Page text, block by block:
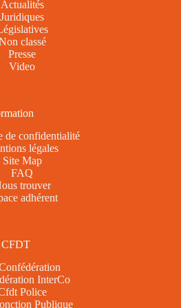
Actualités
Juridiques
classé
Presse
Video
de confidentialité
légales
Site Map
FAQ
trouver
adhérent
InterCo
Police
Publique